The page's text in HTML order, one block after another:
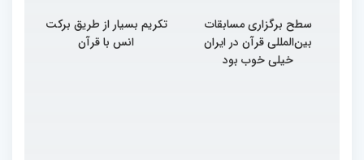
سطح برگزاری مسابقات
بین‌المللی قرآن در ایران
خیلی خوب بود
تکریم بسیار از طریق برکت
انس با قرآن